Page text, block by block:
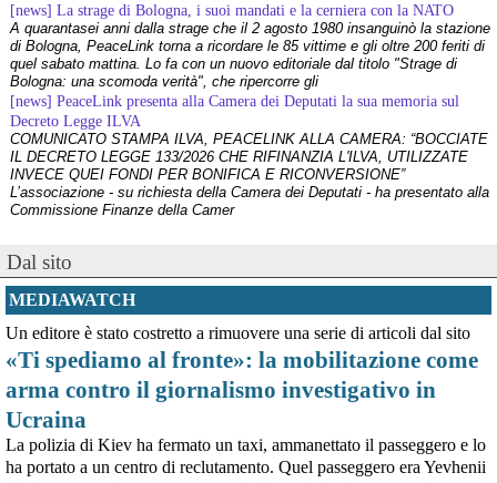
@greenpeace - 28/7/2026 12:54
Pesticidi: cosa sono e perché rappresentano un pericolo per api,
[news] La strage di Bologna, i suoi mandati e la cerniera con la NATO
A quarantasei anni dalla strage che il 2 agosto 1980 insanguinò la stazione
di Bologna, PeaceLink torna a ricordare le 85 vittime e gli oltre 200 feriti di
quel sabato mattina. Lo fa con un nuovo editoriale dal titolo "Strage di
Bologna: una scomoda verità", che ripercorre gli
[news] PeaceLink presenta alla Camera dei Deputati la sua memoria sul
Decreto Legge ILVA
COMUNICATO STAMPA ILVA, PEACELINK ALLA CAMERA: “BOCCIATE
IL DECRETO LEGGE 133/2026 CHE RIFINANZIA L'ILVA, UTILIZZATE
INVECE QUEI FONDI PER BONIFICA E RICONVERSIONE”
L’associazione - su richiesta della Camera dei Deputati - ha presentato alla
Commissione Finanze della Camer
I recenti e gravi fatti di Bologna e Chiomonte impongono una riflessione
profonda che superi le strumentalizzazioni politiche. Nel suo ultimo
intervento - che abbiamo rilanciato come editoriale su PeaceLink - don
[news] ILVA, ora la salute viene prima
PeaceLink: “Una vittoria storica dei cittadini, ora la salute viene prima”
L’associazione PeaceLink esprime il proprio pieno sostegno e la più sentita
gratitudine al gruppo di cittadini e all'associazione Genitori Tarantini che
hanno ottenuto una vittoria storica davan
[news] Victor Jara, catturato l’ultimo dei suoi aguzzini
Víctor Jara, il cantautore dei poveri che sfidò la dittatura cilena con la sua
chitarra A cinquant'anni dal golpe che insanguinò il Cile, la storia di Víctor
Dal sito
MEDIAWATCH
Un editore è stato costretto a rimuovere una serie di articoli dal sito
«Ti spediamo al fronte»: la mobilitazione come
arma contro il giornalismo investigativo in
Ucraina
La polizia di Kiev ha fermato un taxi, ammanettato il passeggero e lo
ha portato a un centro di reclutamento. Quel passeggero era Yevhenii